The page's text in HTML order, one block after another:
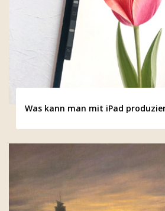
Was kann man mit iPad